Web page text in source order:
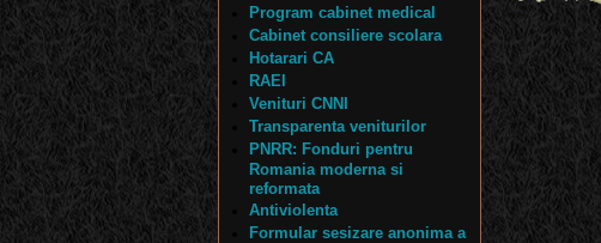
Program cabinet medical
Cabinet consiliere scolara
Hotarari CA
RAEI
Venituri CNNI
Transparenta veniturilor
PNRR: Fonduri pentru
Romania moderna si
reformata
Antiviolenta
Formular sesizare anonima a